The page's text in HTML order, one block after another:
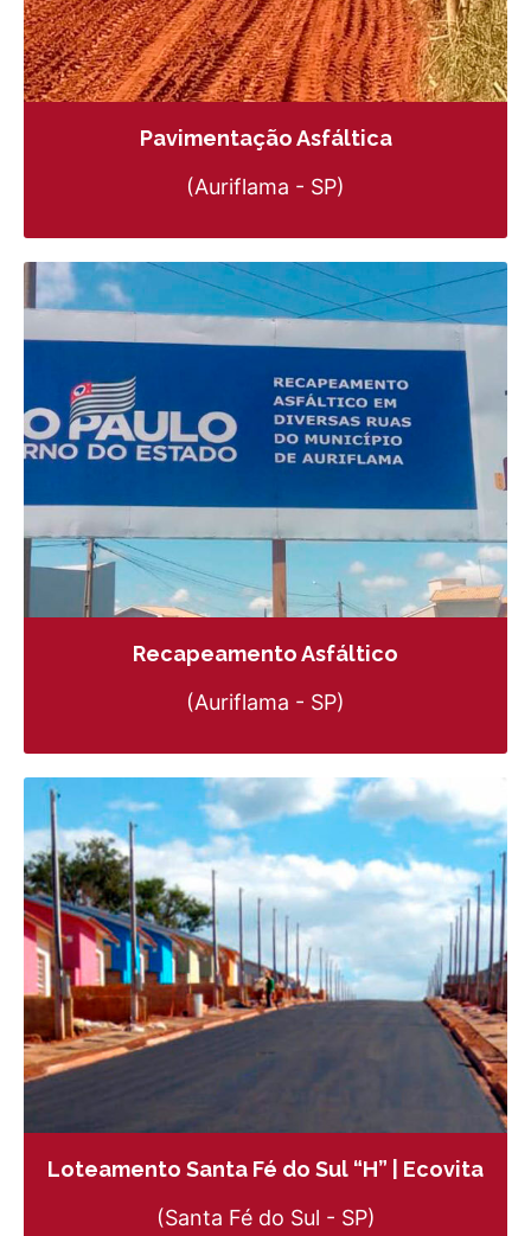
Pavimentação Asfáltica
(Auriflama - SP)
Recapeamento Asfáltico
(Auriflama - SP)
Loteamento Santa Fé do Sul “H” | Ecovita
(Santa Fé do Sul - SP)